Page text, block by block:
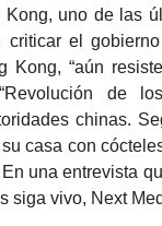
uno de las
criticar el
Kong, “aún
de
chinas.
casa con
una entrevista
siga vivo, Next